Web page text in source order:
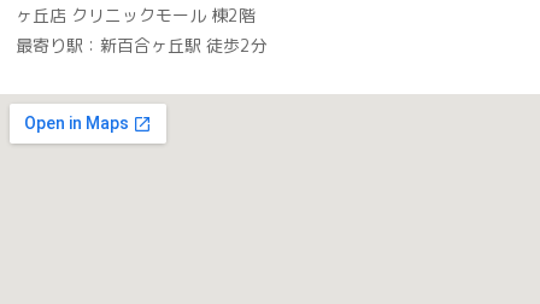
ヶ丘店 クリニックモール 棟2階
最寄り駅：新百合ヶ丘駅 徒歩2分